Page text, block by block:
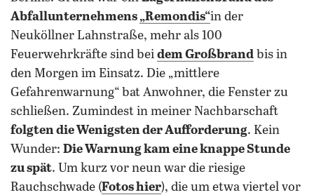
Abfallunternehmens „Remondis“in der
Neuköllner Lahnstraße, mehr als 100
Feuerwehrkräfte sind bei dem Großbrand bis in
den Morgen im Einsatz. Die „mittlere
Gefahrenwarnung“ bat Anwohner, die Fenster zu
schließen. Zumindest in meiner Nachbarschaft
folgten dieWenigsten der Aufforderung. Kein
Wunder: Die Warnung kam eine knappe Stunde
zu spät. Um kurz vor neun war die riesige
Rauchschwade (Fotos hier), die um etwa viertel vor